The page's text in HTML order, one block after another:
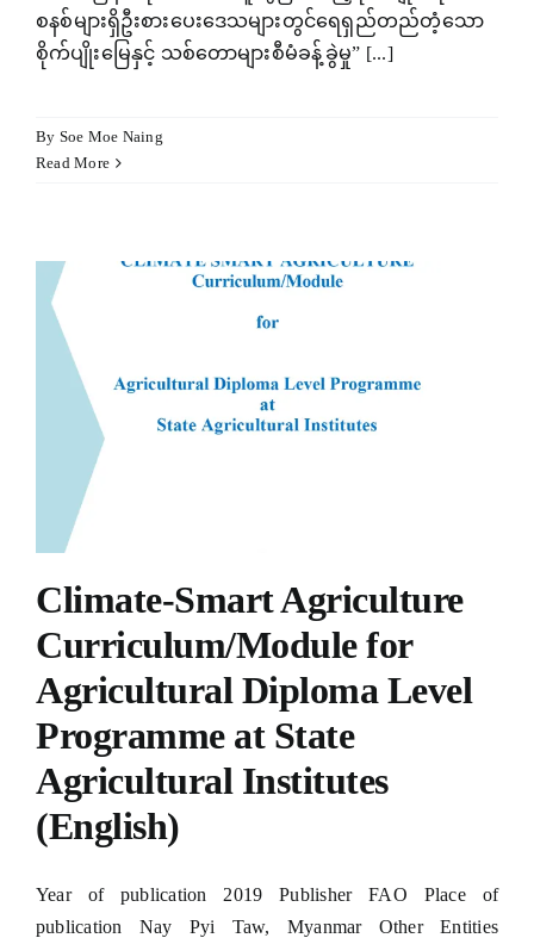
စနစ်များရှိဦးစားပေးဒေသများတွင်ရေရှည်တည်တံ့သော
စိုက်ပျိုးမြေနှင့် သစ်တောများစီမံခန့်ခွဲမှု” [...]
By Soe Moe Naing
Read More
Climate-Smart Agriculture
Curriculum/Module for
Agricultural Diploma Level
Programme at State
Agricultural Institutes
(English)
Year of publication 2019 Publisher FAO Place of
publication Nay Pyi Taw, Myanmar Other Entities